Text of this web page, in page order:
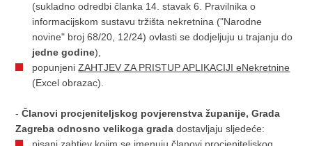
(sukladno odredbi članka 14. stavak 6. Pravilnika o
informacijskom sustavu tržišta nekretnina ("Narodne
novine" broj 68/20, 12/24) ovlasti se dodjeljuju u trajanju do
jedne godine),
popunjeniZAHTJEV ZA PRISTUP APLIKACIJI eNekretnine
(Excel obrazac).
-Članovi procjeniteljskog povjerenstva županije, Grada
Zagreba odnosno velikoga grada dostavljaju sljedeće: